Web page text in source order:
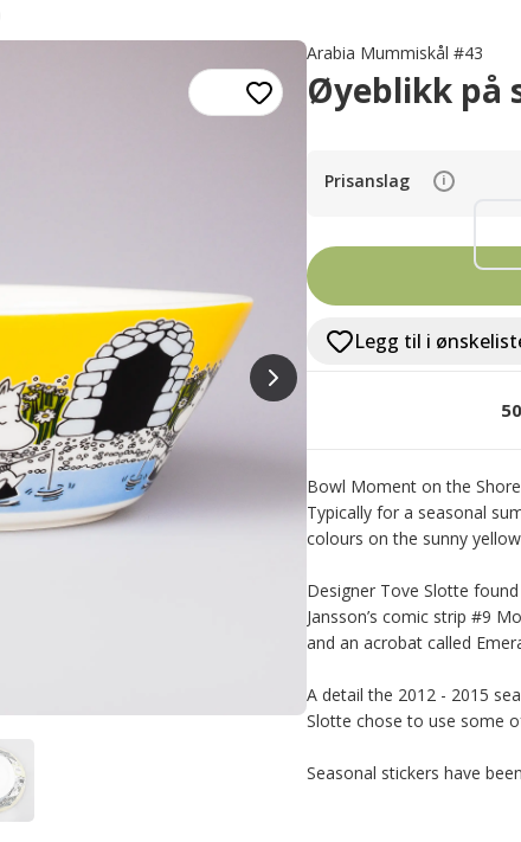
Arabia Mummiskål #43
Øyeblikk på
Prisanslag i
Legg til i
Bowl Moment on the
Typically for a seasonal
colours on the sunny
Designer Tove Slotte
Jansson’s comic strip #9
and an acrobat called
A detail the 2012 - 2015
Slotte chose to use some
Seasonal stickers have